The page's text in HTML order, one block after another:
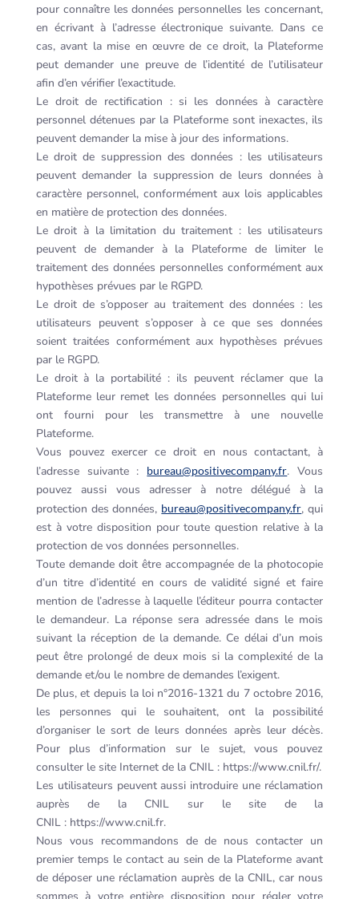
pour connaître les données personnelles les concernant,
en écrivant à l’adresse électronique suivante. Dans ce
cas, avant la mise en œuvre de ce droit, la Plateforme
peut demander une preuve de l’identité de l’utilisateur
afin d’en vérifier l’exactitude.
Le droit de rectification : si les données à caractère
personnel détenues par la Plateforme sont inexactes, ils
peuvent demander la mise à jour des informations.
Le droit de suppression des données : les utilisateurs
peuvent demander la suppression de leurs données à
caractère personnel, conformément aux lois applicables
en matière de protection des données.
Le droit à la limitation du traitement : les utilisateurs
peuvent de demander à la Plateforme de limiter le
traitement des données personnelles conformément aux
hypothèses prévues par le RGPD.
Le droit de s’opposer au traitement des données : les
utilisateurs peuvent s’opposer à ce que ses données
soient traitées conformément aux hypothèses prévues
par le RGPD.
Le droit à la portabilité : ils peuvent réclamer que la
Plateforme leur remet les données personnelles qui lui
ont fourni pour les transmettre à une nouvelle
Plateforme.
Vous pouvez exercer ce droit en nous contactant, à
l’adresse suivante : bureau@positivecompany.fr. Vous
pouvez aussi vous adresser à notre délégué à la
protection des données, bureau@positivecompany.fr, qui
est à votre disposition pour toute question relative à la
protection de vos données personnelles.
Toute demande doit être accompagnée de la photocopie
d’un titre d’identité en cours de validité signé et faire
mention de l’adresse à laquelle l’éditeur pourra contacter
le demandeur. La réponse sera adressée dans le mois
suivant la réception de la demande. Ce délai d’un mois
peut être prolongé de deux mois si la complexité de la
demande et/ou le nombre de demandes l’exigent.
De plus, et depuis la loi n°2016-1321 du 7 octobre 2016,
les personnes qui le souhaitent, ont la possibilité
d’organiser le sort de leurs données après leur décès.
Pour plus d’information sur le sujet, vous pouvez
consulter le site Internet de la CNIL : https://www.cnil.fr/.
Les utilisateurs peuvent aussi introduire une réclamation
auprès de la CNIL sur le site de la
CNIL : https://www.cnil.fr.
Nous vous recommandons de de nous contacter un
premier temps le contact au sein de la Plateforme avant
de déposer une réclamation auprès de la CNIL, car nous